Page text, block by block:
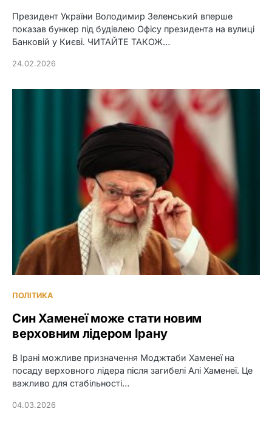
Президент України Володимир Зеленський вперше
показав бункер під будівлею Офісу президента на вулиці
Банковій у Києві. ЧИТАЙТЕ ТАКОЖ…
24.02.2026
ПОЛІТИКА
Син Хаменеї може стати новим
верховним лідером Ірану
В Ірані можливе призначення Моджтаби Хаменеї на
посаду верховного лідера після загибелі Алі Хаменеї. Це
важливо для стабільності…
04.03.2026